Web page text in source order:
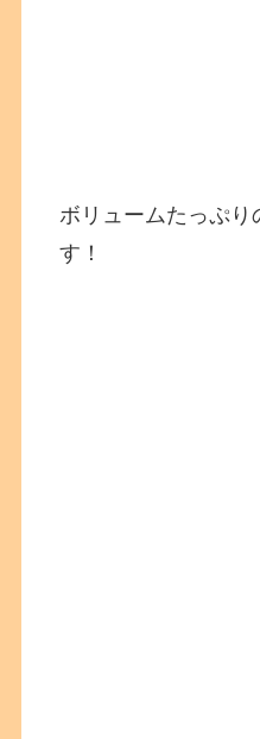
ボリュームたっぷり
す！